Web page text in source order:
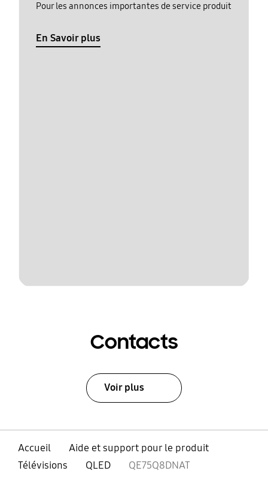
Pour les annonces importantes de service produit
En Savoir plus
Contacts
Voir plus
Accueil
Aide et support pour le produit
Télévisions
QLED QE75Q8DNAT